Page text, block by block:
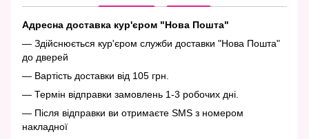
Адресна доставка кур'єром "Нова Пошта"
— Здійснюється кур'єром служби доставки "Нова Пошта"
до дверей
— Вартість доставки від 105 грн.
— Термін відправки замовлень 1-3 робочих дні.
— Після відправки ви отримаєте SMS з номером
накладної